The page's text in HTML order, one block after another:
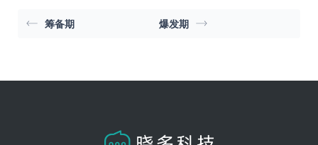
筹备期 爆发期